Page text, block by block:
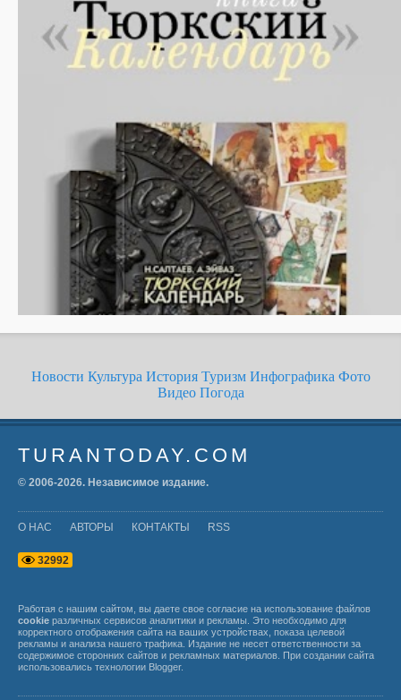
Новости Культура История Туризм Инфографика Фото
Видео Погода
TURANTODAY.COM
© 2006-2026. Независимое издание.
О НАС АВТОРЫ КОНТАКТЫ RSS
32992
Работая с нашим сайтом, вы даете свое согласие на использование файлов
cookie различных сервисов аналитики и рекламы. Это необходимо для
корректного отображения сайта на ваших устройствах, показа целевой
рекламы и анализа нашего трафика. Издание не несет ответственности за
содержимое сторонних сайтов и рекламных материалов. При создании сайта
использовались технологии Blogger.